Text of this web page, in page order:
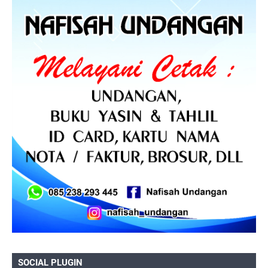
SOCIAL PLUGIN